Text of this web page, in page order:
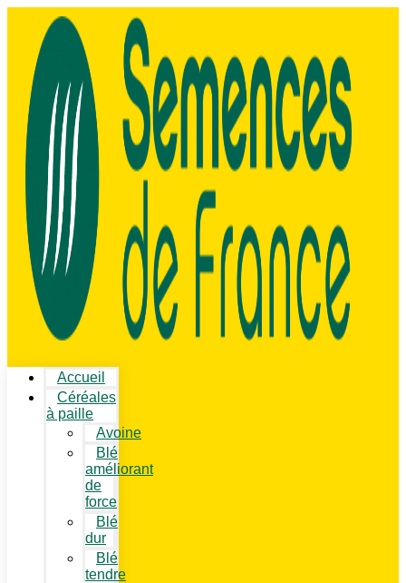
Accueil
Céréales
à paille
Avoine
Blé
améliorant
de
force
Blé
dur
Blé
tendre